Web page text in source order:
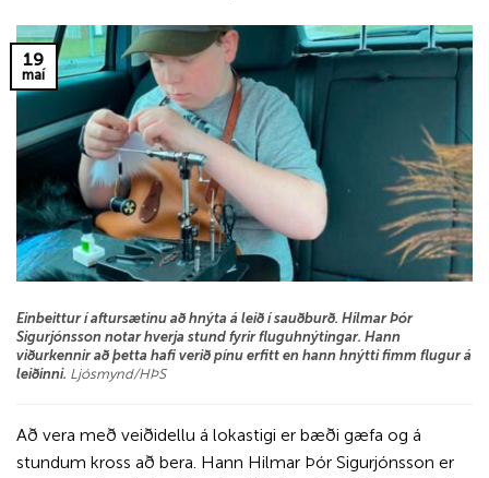
19
maí
Einbeittur í aftursætinu að hnýta á leið í sauðburð. Hilmar Þór
Sigurjónsson notar hverja stund fyrir fluguhnýtingar. Hann
viðurkennir að þetta hafi verið pínu erfitt en hann hnýtti fimm flugur á
leiðinni. Ljósmynd/HÞS
Að vera með veiðidellu á loka­stigi er bæði gæfa og á
stund­um kross að bera. Hann Hilm­ar Þór Sig­ur­jóns­son er